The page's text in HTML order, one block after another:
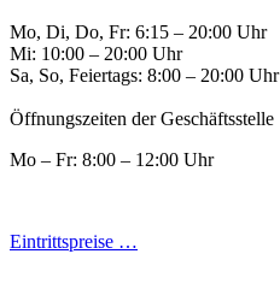
Mo, Di, Do, Fr: 6:15 – 20:00 Uhr
Mi: 10:00 – 20:00 Uhr
Sa, So, Feiertags: 8:00 – 20:00 Uhr
Öffnungszeiten der Geschäftsstelle
Mo – Fr: 8:00 – 12:00 Uhr
Eintrittspreise …